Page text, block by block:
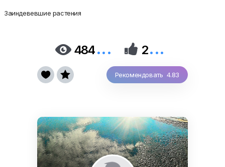
Заиндевевшие растения
 484...  2...
Рекомендовать 4.83
 